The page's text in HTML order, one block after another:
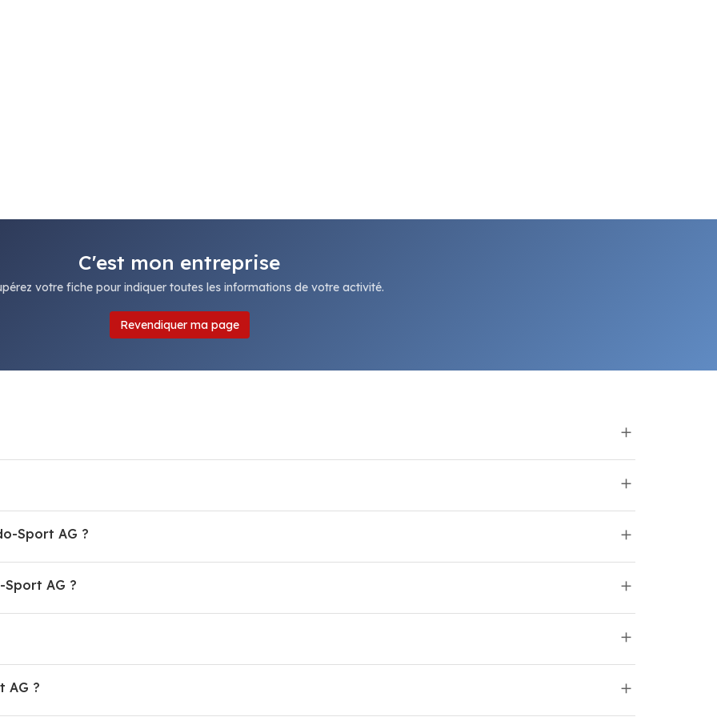
C'est mon entreprise
votre fiche pour indiquer toutes les informations de votre activité.
Revendiquer ma page
Sport AG ?
AG ?
AG ?